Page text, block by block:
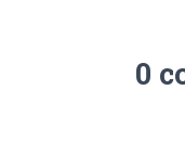
0